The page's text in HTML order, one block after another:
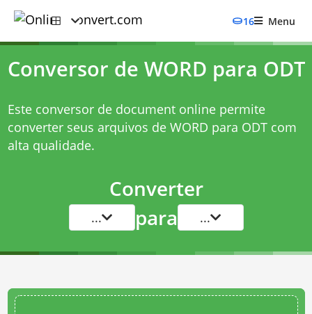
16 Menu
Conversor de WORD para ODT
Este conversor de document online permite
converter seus arquivos de WORD para ODT com
alta qualidade.
Converter
... para ...